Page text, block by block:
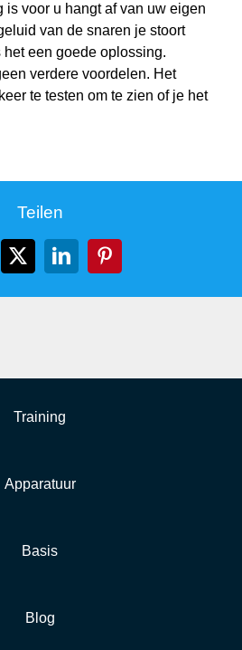
is voor u hangt af van uw eigen
van de snaren je stoort
een goede oplossing.
verdere voordelen. Het
te testen om te zien of je het
Teilen
X LinkedInPinterest
Training
Apparatuur
Basis
Blog